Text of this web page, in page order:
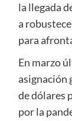
la llegada
a
para
En marzo
asignación
de dólares
por la